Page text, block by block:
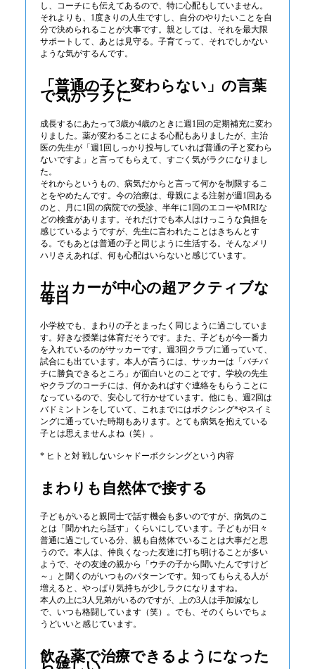
し、コーチにも伝えてあるので、特に心配もしていません。
それよりも、1度きりの人生ですし、自分のやりたいことを自
分で決められることが大事です。親としては、それを最大限
サポートして、あとは見守る。子育てって、それでしかない
ような気がするんです。
「普通の子と変わらない」の言葉
で気がラクに
成長するにあたって3歳か4歳のときに週1回の定期補充に変わ
りました。薬が変わることによる心配もありましたが、主治
医の先生が「週1回しっかり投与していれば普通の子と変わら
ないですよ」と言ってもらえて、すごく気がラクになりまし
た。
それからというもの、病気だからと言って何かを制限するこ
とをやめたんです。今の治療は、母親による注射が週1回ある
のと、月に1回の病院での受診、半年に1回のエコーやMRIな
どの検査があります。それだけでも本人はけっこうな負担を
感じているようですが、先生に言われたことはきちんとす
る。でもあとは普通の子と同じように生活する。そんなメリ
ハリさえあれば、何も心配はいらないと感じています。
サッカーが中心の超アクティブな
毎日
小学校でも、まわりの子とまったく同じように過ごしていま
す。好きな授業は体育だそうです。また、子どもが今一番力
を入れているのがサッカーです。週3回クラブに通っていて、
試合にも出ています。本人が言うには、サッカーは「バチバ
チに勝負できるところ」が面白いとのことです。学校の先生
やクラブのコーチには、何かあればすぐ連絡をもらうことに
なっているので、安心して行かせています。他にも、週2回は
バドミントンをしていて、これまでにはボクシング*やスイミ
ングに通っていた時期もあります。とても病気を抱えている
子とは思えませんよね（笑）。
* ヒトと対 戦しないシャドーボクシングという内容
まわりも自然体で接する
子どもがいると親同士で話す機会も多いのですが、病気のこ
とは「聞かれたら話す」くらいにしています。子どもが日々
普通に過ごしている分、親も自然体でいることは大事だと思
うので。本人は、仲良くなった友達に打ち明けることが多い
ようで、その友達の親から「ウチの子から聞いたんですけど
～」と聞くのがいつものパターンです。知ってもらえる人が
増えると、やっぱり気持ちが少しラクになりますね。
本人の上に3人兄弟がいるのですが、上の3人は手加減なし
で、いつも格闘しています（笑）。でも、そのくらいでちょ
うどいいと感じています。
飲み薬で治療できるようになった